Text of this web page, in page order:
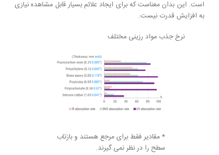
است. این بدان معناست که برای ایجاد علائم بسیار قابل مشاهده نیازی
به افزایش قدرت نیست.
نرخ جذب مواد رزینی مختلف
* مقادیر فقط برای مرجع هستند و بازتاب
سطح را در نظر نمی گیرند.